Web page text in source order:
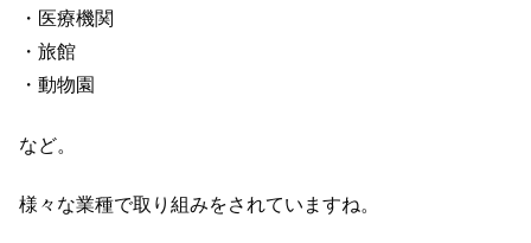
・医療機関
・旅館
・動物園
など。
様々な業種で取り組みをされていますね。